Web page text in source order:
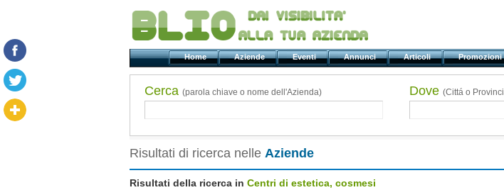
Home Aziende Eventi Annunci Articoli
Cerca (parola chiave o nome dell'Azienda) Dove(Cittá o
Risultati di ricerca nelle Aziende
Risultati della ricerca in Centri di estetica, cosmesi